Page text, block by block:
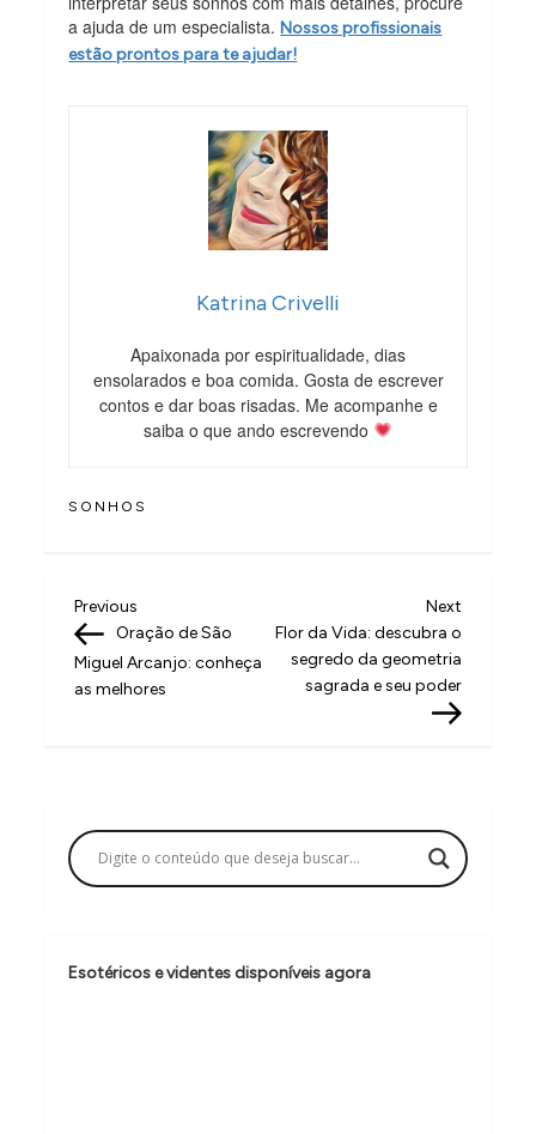
a ajuda de um especialista.Nossos profissionais
estão prontos para te ajudar!
Katrina Crivelli
Apaixonada por espiritualidade, dias
ensolarados e boa comida. Gosta de escrever
contos e dar boas risadas. Me acompanhe e
saiba o que ando escrevendo
SONHOS
N
a
v
ç
ã
d
Previous
Post
Previous
Oração de São
Miguel Arcanjo: conheça
as melhores
Next
Post
Next
Flor da Vida: descubra o
segredo da geometria
sagrada e seu poder
Esotéricos e videntes disponíveis agora